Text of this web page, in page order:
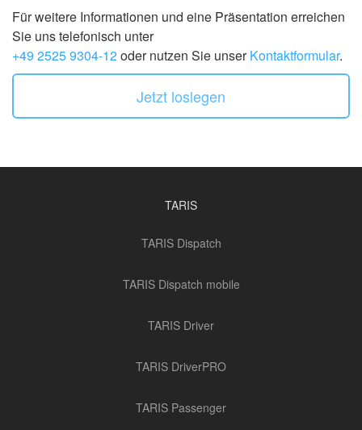
Für weitere Informationen und eine Präsentation erreichen
Sie uns telefonisch unter
+49 2525 9304-12oder nutzen Sie unserKontaktformular.
Jetzt loslegen
TARIS
TARIS Dispatch
TARIS Dispatch mobile
TARIS Driver
TARIS DriverPRO
TARIS Passenger